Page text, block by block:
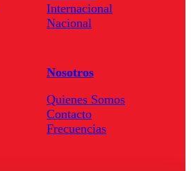
Internacional
Nacional
Nosotros
Quienes Somos
Contacto
Frecuencias